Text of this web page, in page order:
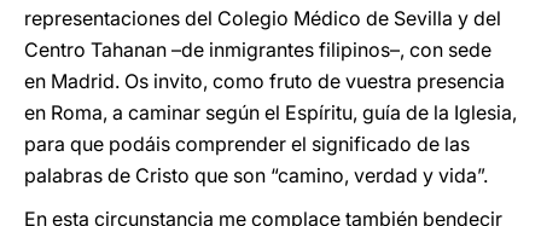
representaciones del Colegio Médico de Sevilla y del
Centro Tahanan –de inmigrantes filipinos–, con sede
en Madrid. Os invito, como fruto de vuestra presencia
en Roma, a caminar según el Espíritu, guía de la Iglesia,
para que podáis comprender el significado de las
palabras de Cristo que son “camino, verdad y vida”.
En esta circunstancia me complace también bendecir